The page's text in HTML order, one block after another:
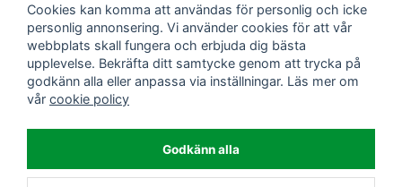
Följ oss
Facebook
Instagram
Handla enkelt
Enkla leveranser
Cookies kan komma att användas för personlig och icke
personlig annonsering. Vi använder cookies för att vår
webbplats skall fungera och erbjuda dig bästa
upplevelse. Bekräfta ditt samtycke genom att trycka på
godkänn alla eller anpassa via inställningar. Läs mer om
vår cookie policy
Godkänn alla